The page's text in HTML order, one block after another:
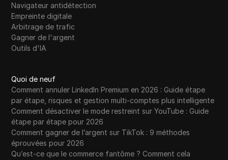
Navigateur antidétection
Empreinte digitale
Arbitrage de trafic
Gagner de l'argent
Outils d'IA
Quoi de neuf
Comment annuler LinkedIn Premium en 2026 : Guide étape
par étape, risques et gestion multi-comptes plus intelligente
Comment désactiver le mode restreint sur YouTube : Guide
étape par étape pour 2026
Comment gagner de l’argent sur TikTok : 9 méthodes
éprouvées pour 2026
Qu’est-ce que le commerce fantôme ? Comment cela